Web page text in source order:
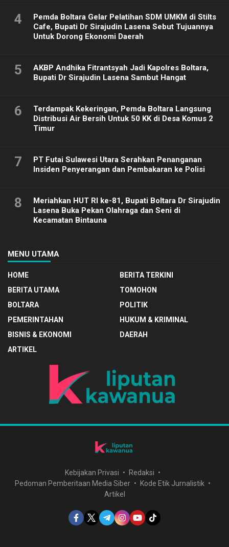
4
Pemda Boltara Gelar Pelatihan SDM UMKM di Stilts
Cafe, Bupati Dr Sirajudin Lasena Sebut Tujuannya
Untuk Dorong Ekonomi Daerah
5
AKBP Andhika Fitrantsyah Jadi Kapolres Boltara,
Bupati Dr Sirajudin Lasena Sambut Hangat
6
Terdampak Kekeringan, Pemda Boltara Langsung
Distribusi Air Bersih Untuk 50 KK di Desa Komus 2
Timur
7
PT Futai Sulawesi Utara Serahkan Penanganan
Insiden Penyerangan dan Pembakaran ke Polisi
8
Meriahkan HUT RI ke-81, Bupati Boltara Dr Sirajudin
Lasena Buka Pekan Olahraga dan Seni di
Kecamatan Bintauna
MENU UTAMA
HOME
BERITA TERKINI
BERITA UTAMA
TOMOHON
BOLTARA
POLITIK
PEMERINTAHAN
HUKUM & KRIMINAL
BISNIS & EKONOMI
DAERAH
ARTIKEL
Kebijakan Privasi
Redaksi
Pedoman Pemberitaan Media Siber
Kode Etik Jurnalistik
Artikel